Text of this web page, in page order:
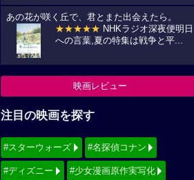
あの花が咲く丘で、君とまた出会えたら。
★★★★★ NHKラジオ深夜便明日
への言葉,夏の特集は戦争と平...
映画レビュー
注目の映画を探す
#スターウォーズ #名探偵コナン
#ディズニー #少女漫画原作実写化